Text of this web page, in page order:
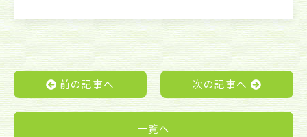
c
e
b
o
o
itt
er
e
前の記事へ 次の記事へ
一覧へ